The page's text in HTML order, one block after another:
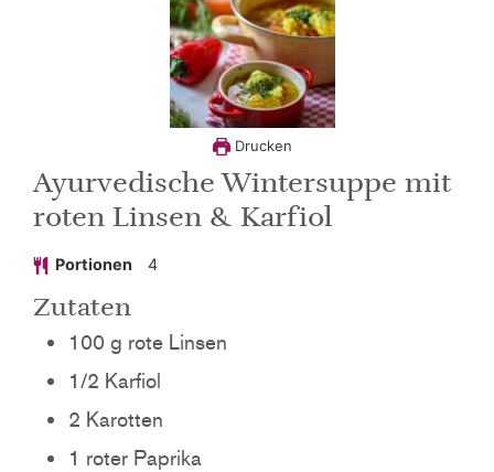
Drucken
Ayurvedische Wintersuppe mit
roten Linsen & Karfiol
Portionen 4
Zutaten
100 g rote Linsen
1/2 Karfiol
2 Karotten
1 roter Paprika